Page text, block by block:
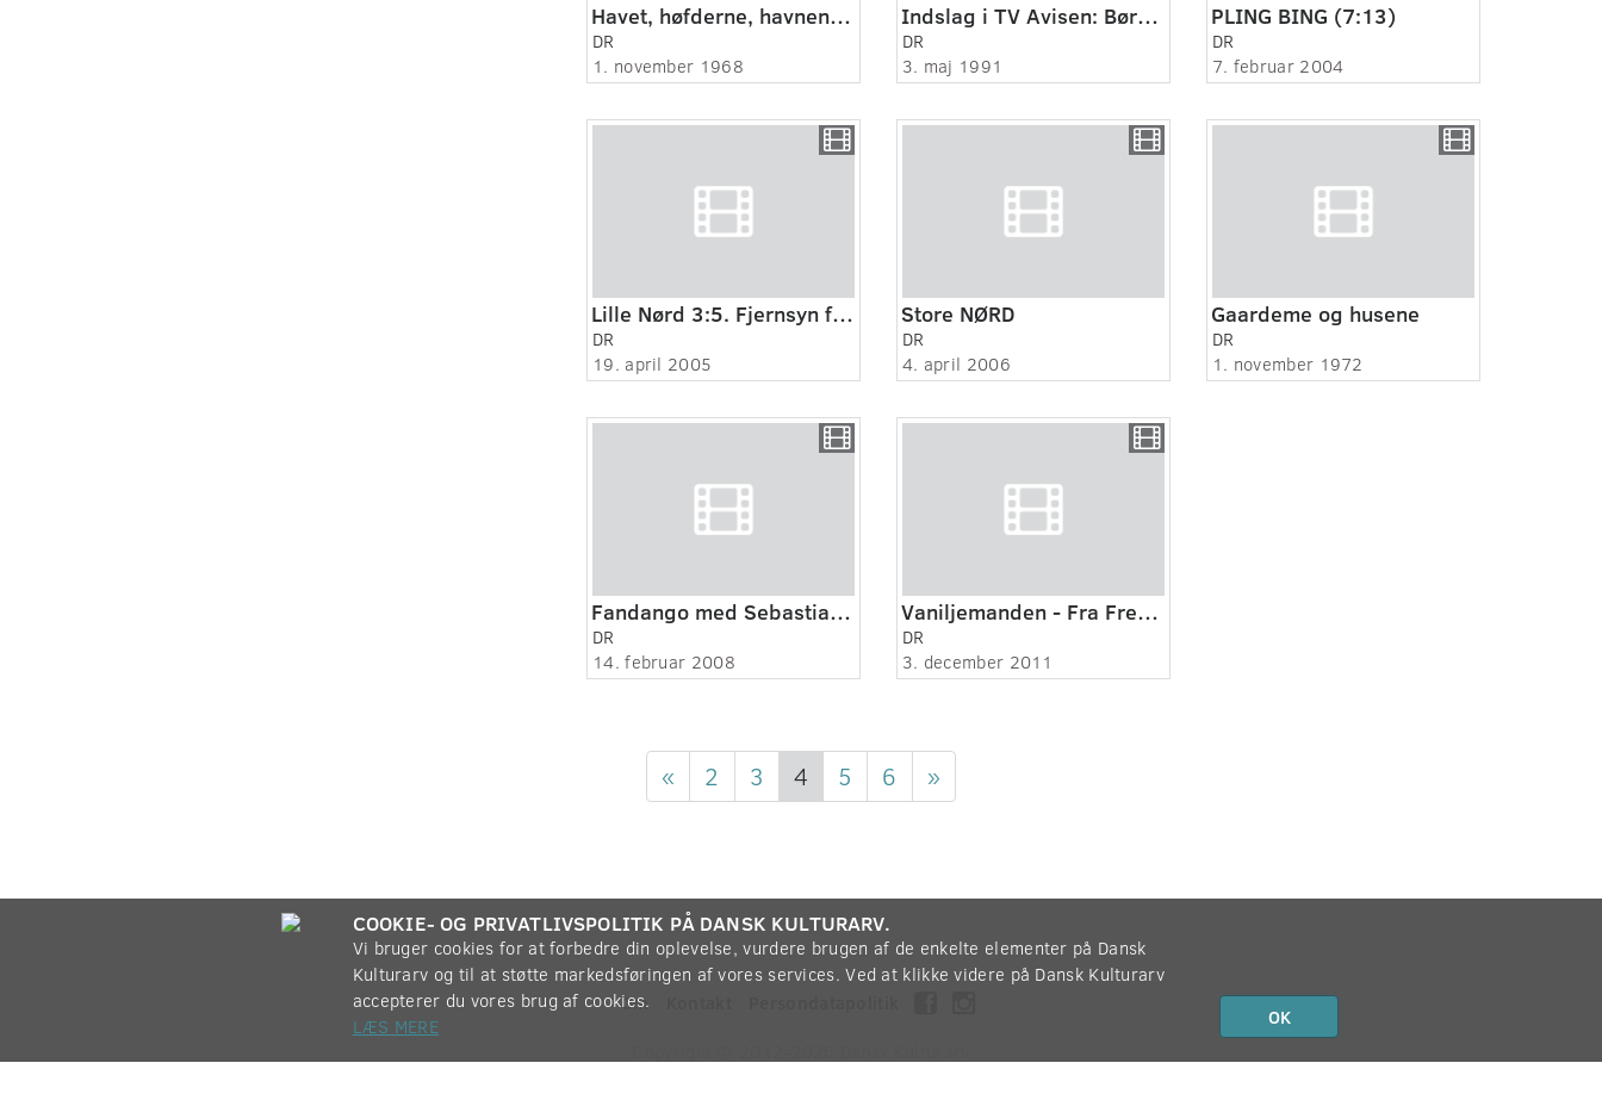
Havet, høfderne, havnen og himlen.
DR
1. november 1968
Indslag i TV Avisen: Børneprix
DR
3. maj 1991
PLING BING (7:13)
DR
7. februar 2004
Lille Nørd 3:5. Fjernsyn for dig
DR
19. april 2005
Store NØRD
DR
4. april 2006
Gaardeme og husene
DR
1. november 1972
Fandango med Sebastian 1
DR
14. februar 2008
Vaniljemanden - Fra Fremmedlegion til Paradis
DR
3. december 2011
« 2 3 4 5 6 »
Om
COOKIE- OG PRIVATLIVSPOLITIK PÅ DANSK KULTURARV.
Vi bruger cookies for at forbedre din oplevelse, vurdere brugen af de enkelte elementer på Dansk
Kulturarv og til at støtte markedsføringen af vores services. Ved at klikke videre på Dansk Kulturarv
accepterer du vores brug af cookies.
LÆS MERE
OK